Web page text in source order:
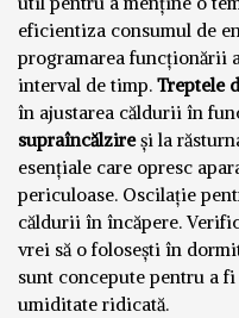
eficientiza consumul de
programarea funcționării
interval de timp. Treptele
în ajustarea căldurii în
supraîncălzireși la
esențiale care opresc
periculoase. Oscilație
căldurii în încăpere.
vrei să o folosești în
sunt concepute pentru a
umiditate ridicată.